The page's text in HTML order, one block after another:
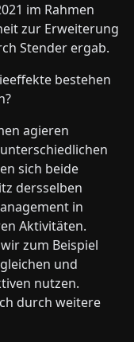
im Rahmen
zur Erweiterung
Stender ergab.
bestehen
agieren
sich beide
dersselben
in
Aktivitäten.
zum Beispiel
und
nutzen.
durch weitere